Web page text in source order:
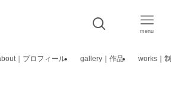
menu
｜プロフィール gallery｜作品 works｜